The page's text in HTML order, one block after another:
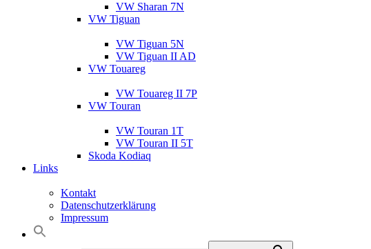
VW Sharan 7N
VW Tiguan
VW Tiguan 5N
VW Tiguan II AD
VW Touareg
VW Touareg II 7P
VW Touran
VW Touran 1T
VW Touran II 5T
Skoda Kodiaq
Links
Kontakt
Datenschutzerklärung
Impressum